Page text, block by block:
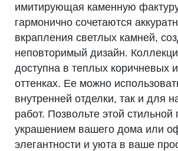
имитирующая каменную
гармонично сочетаются
вкрапления светлых камней,
неповторимый дизайн.
доступна в теплых коричневых
оттенках. Ее можно
внутренней отделки, так и для
работ. Позвольте этой стильной
украшением вашего дома или
элегантности и уюта в ваше